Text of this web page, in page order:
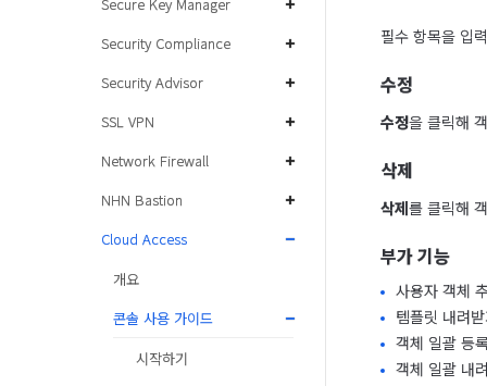
Security Compliance
Security Advisor
SSL VPN
Network Firewall
NHN Bastion
Cloud Access
개요
콘솔 사용 가이드
시작하기
필수 항목을 입
수정
수정을 클릭해
삭제
삭제를 클릭해
부가 기능
사용자 객체
템플릿 내려
객체 일괄 등
객체 일괄 내